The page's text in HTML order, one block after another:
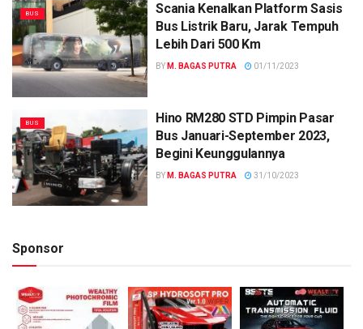
BUS
Scania Kenalkan Platform Sasis
Bus Listrik Baru, Jarak Tempuh
Lebih Dari 500 Km
BY M. BAGAS PUTRA 01/11/2023
BUS
Hino RM280 STD Pimpin Pasar
Bus Januari-September 2023,
Begini Keunggulannya
BY M. BAGAS PUTRA 31/10/2023
Sponsor